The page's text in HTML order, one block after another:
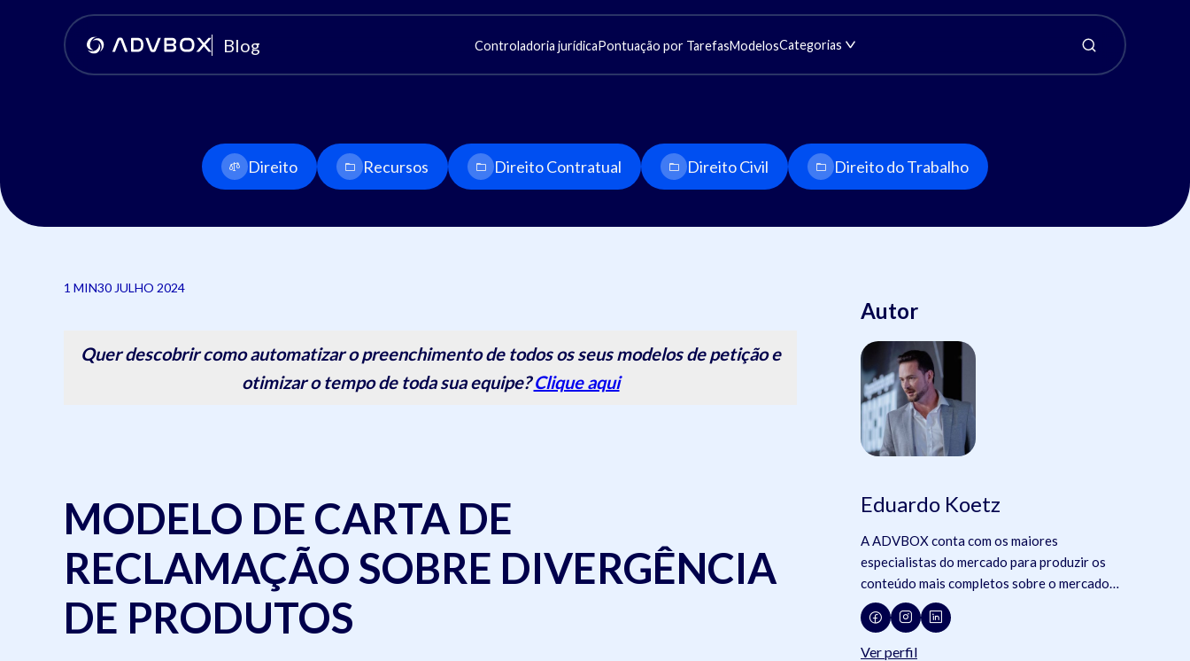
Blog Controladoria jurídicaPontuação por TarefasModelosCategorias
Direito Recursos Direito Contratual Direito Civil Direito do Trabalho
1 MIN30 JULHO 2024
Quer descobrir como automatizar o preenchimento de todos os seus modelos de petição e
otimizar o tempo de toda sua equipe?Clique aqui
MODELO DE CARTA DE
RECLAMAÇÃO SOBRE DIVERGÊNCIA
DE PRODUTOS
Autor
Eduardo Koetz
A ADVBOX conta com os maiores
especialistas do mercado para produzir os
conteúdo mais completos sobre o mercado
jurídico, tecnologia e advocacia.
Ver perfil